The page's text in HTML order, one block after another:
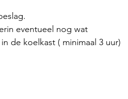
eventueel nog wat
de koelkast ( minimaal 3 uur)